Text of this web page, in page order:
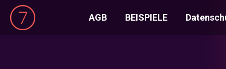
AGB BEISPIELE